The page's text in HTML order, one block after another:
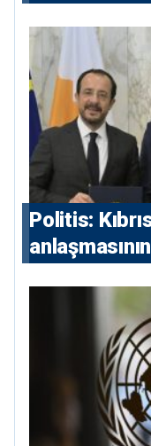
devlet
çıkarır”
Politis: